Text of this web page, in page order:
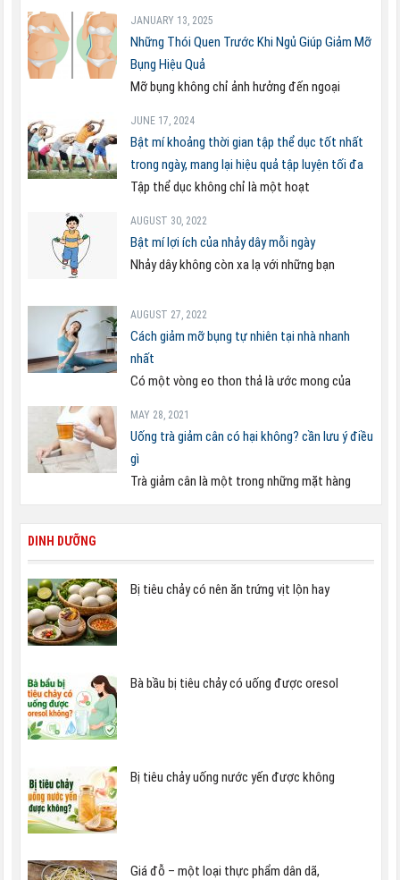
JANUARY 13, 2025
Những Thói Quen Trước Khi Ngủ Giúp Giảm Mỡ
Bụng Hiệu Quả
Mỡ bụng không chỉ ảnh hưởng đến ngoại
JUNE 17, 2024
Bật mí khoảng thời gian tập thể dục tốt nhất
trong ngày, mang lại hiệu quả tập luyện tối đa
Tập thể dục không chỉ là một hoạt
AUGUST 30, 2022
Bật mí lợi ích của nhảy dây mỗi ngày
Nhảy dây không còn xa lạ với những bạn
AUGUST 27, 2022
Cách giảm mỡ bụng tự nhiên tại nhà nhanh
nhất
Có một vòng eo thon thả là ước mong của
MAY 28, 2021
Uống trà giảm cân có hại không? cần lưu ý điều
gì
Trà giảm cân là một trong những mặt hàng
DINH DƯỠNG
Bị tiêu chảy có nên ăn trứng vịt lộn hay
Bà bầu bị tiêu chảy có uống được oresol
Bị tiêu chảy uống nước yến được không
Giá đỗ – một loại thực phẩm dân dã,